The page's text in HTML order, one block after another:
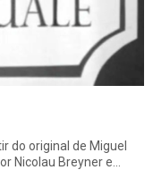
do original de Miguel
Nicolau Breyner e…